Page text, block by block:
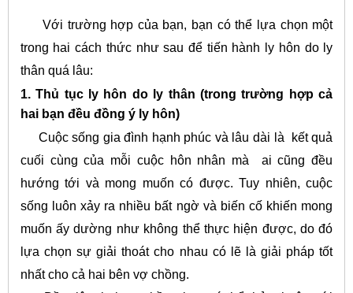
Với trường hợp của bạn, bạn có thể lựa chọn một
trong hai cách thức như sau để tiến hành ly hôn do ly
thân quá lâu:
1. Thủ tục ly hôn do ly thân (trong trường hợp cả
hai bạn đều đồng ý ly hôn)
Cuộc sống gia đình hạnh phúc và lâu dài là kết quả
cuối cùng của mỗi cuộc hôn nhân mà ai cũng đều
hướng tới và mong muốn có được. Tuy nhiên, cuộc
sống luôn xảy ra nhiều bất ngờ và biến cố khiến mong
muốn ấy dường như không thể thực hiện được, do đó
lựa chọn sự giải thoát cho nhau có lẽ là giải pháp tốt
nhất cho cả hai bên vợ chồng.